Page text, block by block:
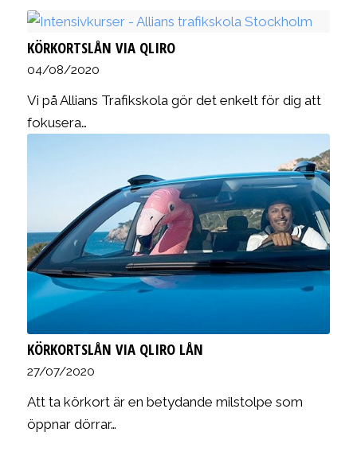
KÖRKORTSLÅN VIA QLIRO
04/08/2020
Vi på Allians Trafikskola gör det enkelt för dig att
fokusera…
KÖRKORTSLÅN VIA QLIRO LÅN
27/07/2020
Att ta körkort är en betydande milstolpe som
öppnar dörrar…